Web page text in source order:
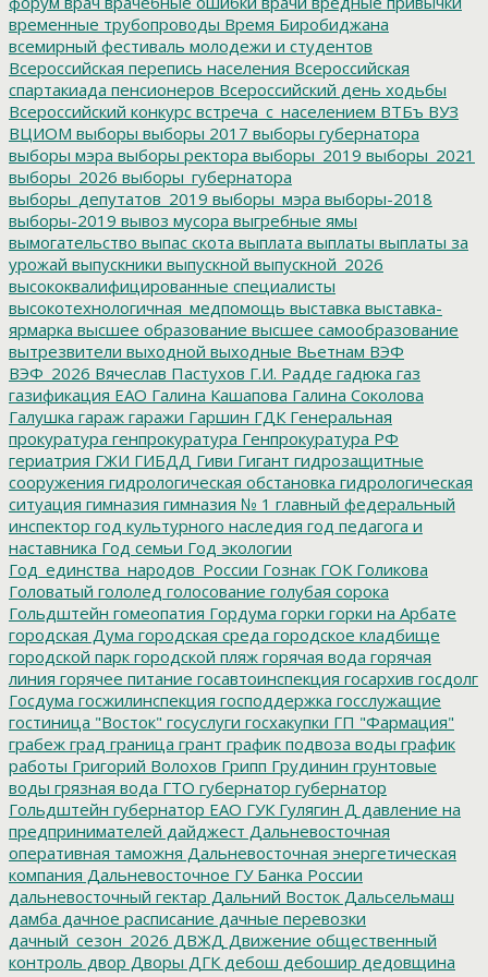
временные трубопроводы Время Биробиджана
всемирный фестиваль молодежи и студентов
Всероссийская перепись населения Всероссийская
спартакиада пенсионеров Всероссийский день ходьбы
Всероссийский конкурс встреча_с_населением ВТБъ ВУЗ
ВЦИОМ выборы выборы 2017 выборы губернатора
выборы мэра выборы ректора выборы_2019 выборы_2021
выборы_2026 выборы_губернатора
выборы_депутатов_2019 выборы_мэра выборы-2018
выборы-2019 вывоз мусора выгребные ямы
вымогательство выпас скота выплата выплаты выплаты за
урожай выпускники выпускной выпускной_2026
высококвалифицированные специалисты
высокотехнологичная_медпомощь выставка выставка-
ярмарка высшее образование высшее самообразование
вытрезвители выходной выходные Вьетнам ВЭФ
ВЭФ_2026 Вячеслав Пастухов Г.И. Радде гадюка газ
газификация ЕАО Галина Кашапова Галина Соколова
Галушка гараж гаражи Гаршин ГДК Генеральная
прокуратура генпрокуратура Генпрокуратура РФ
гериатрия ГЖИ ГИБДД Гиви Гигант гидрозащитные
сооружения гидрологическая обстановка гидрологическая
ситуация гимназия гимназия № 1 главный федеральный
инспектор год культурного наследия год педагога и
наставника Год семьи Год экологии
Год_единства_народов_России Гознак ГОК Голикова
Головатый гололед голосование голубая сорока
Гольдштейн гомеопатия Гордума горки горки на Арбате
городская Дума городская среда городское кладбище
городской парк городской пляж горячая вода горячая
линия горячее питание госавтоинспекция госархив госдолг
Госдума госжилинспекция господдержка госслужащие
гостиница "Восток" госуслуги госхакупки ГП "Фармация"
грабеж град граница грант график подвоза воды график
работы Григорий Волохов Грипп Грудинин грунтовые
воды грязная вода ГТО губернатор губернатор
Гольдштейн губернатор ЕАО ГУК Гулягин Д давление на
предпринимателей дайджест Дальневосточная
оперативная таможня Дальневосточная энергетическая
компания Дальневосточное ГУ Банка России
дальневосточный гектар Дальний Восток Дальсельмаш
дамба дачное расписание дачные перевозки
дачный_сезон_2026 ДВЖД Движение общественный
контроль двор Дворы ДГК дебош дебошир дедовщина